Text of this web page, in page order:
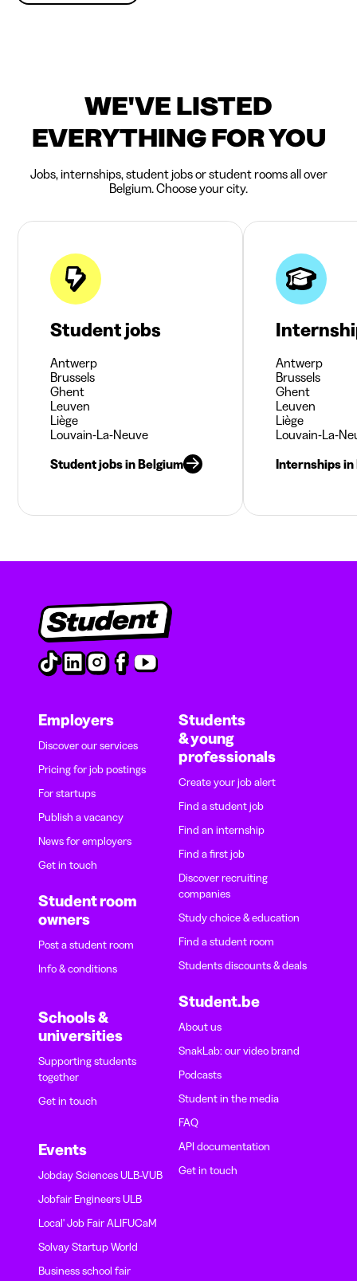
WE'VE LISTED
EVERYTHING FOR YOU
Jobs, internships, student jobs or student rooms all over
Belgium. Choose your city.
Student jobs
Antwerp
Brussels
Ghent
Leuven
Liège
Louvain-La-Neuve
Student jobs in Belgium
Antwerp
Brussels
Ghent
Leuven
Liège
Louvain-La-
Internships in
Employers
Discover our services
Pricing for job postings
For startups
Publish a vacancy
News for employers
Get in touch
Student room
owners
Post a student room
Info & conditions
Schools &
universities
Supporting students
together
Get in touch
Events
Jobday Sciences ULB-VUB
Jobfair Engineers ULB
Local' Job Fair ALIFUCaM
Solvay Startup World
Business school fair
Students
& young
professionals
Create your job alert
Find a student job
Find an internship
Find a first job
Discover recruiting
companies
Study choice & education
Find a student room
Students discounts & deals
Student.be
About us
SnakLab: our video brand
Podcasts
Student in the media
FAQ
API documentation
Get in touch